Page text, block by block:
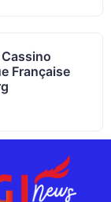
Française